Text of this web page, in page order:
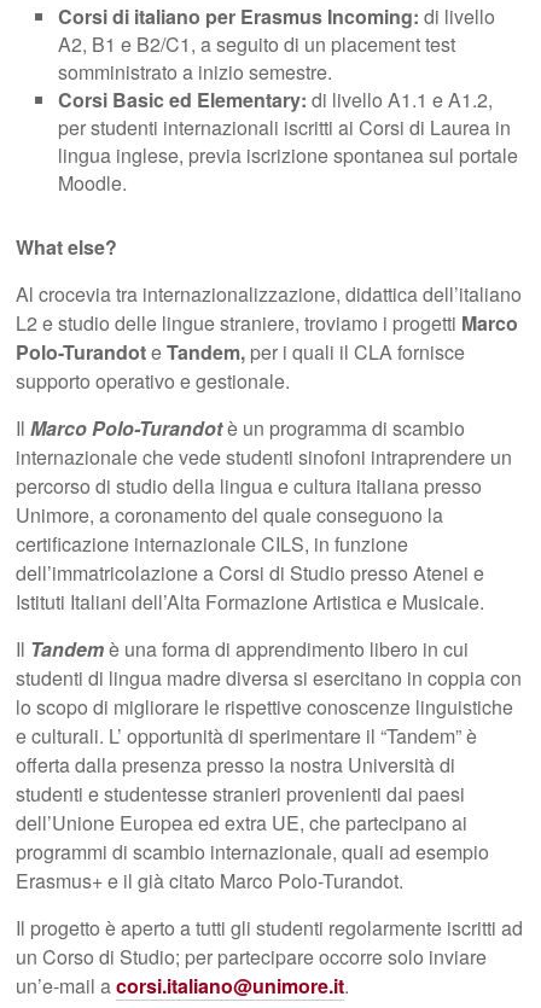
Corsi di italiano per Erasmus Incoming:di livello
A2, B1 e B2/C1, a seguito di un placement test
somministrato a inizio semestre.
Corsi Basic ed Elementary:di livello A1.1 e A1.2,
per studenti internazionali iscritti ai Corsi di Laurea in
lingua inglese, previa iscrizione spontanea sul portale
Moodle.
What else?
Al crocevia tra internazionalizzazione, didattica dell’italiano
L2 e studio delle lingue straniere, troviamo i progetti Marco
Polo-TurandoteTandem, per i quali il CLA fornisce
supporto operativo e gestionale.
IlMarco Polo-Turandotè un programma di scambio
internazionale che vede studenti sinofoni intraprendere un
percorso di studio della lingua e cultura italiana presso
Unimore, a coronamento del quale conseguono la
certificazione internazionale CILS, in funzione
dell’immatricolazione a Corsi di Studio presso Atenei e
Istituti Italiani dell’Alta Formazione Artistica e Musicale.
Il Tandemè una forma di apprendimento libero in cui
studenti di lingua madre diversa si esercitano in coppia con
lo scopo di migliorare le rispettive conoscenze linguistiche
e culturali. L’ opportunità di sperimentare il “Tandem” è
offerta dalla presenza presso la nostra Università di
studenti e studentesse stranieri provenienti dai paesi
dell’Unione Europea ed extra UE, che partecipano ai
programmi di scambio internazionale, quali ad esempio
Erasmus+ e il già citato Marco Polo-Turandot.
Il progetto è aperto a tutti gli studenti regolarmente iscritti ad
un Corso di Studio; per partecipare occorre solo inviare
un’e-mail acorsi.italiano@unimore.it.